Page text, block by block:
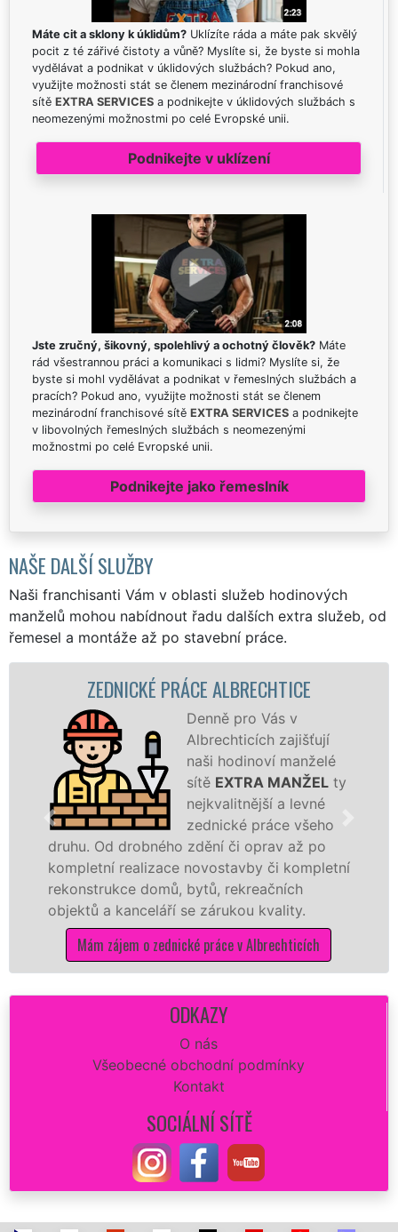
Máte cit a sklony k úklidům? Uklízíte ráda a máte pak skvělý
pocit z té zářivé čistoty a vůně? Myslíte si, že byste si mohla
vydělávat a podnikat v úklidových službách? Pokud ano,
využijte možnosti stát se členem mezinárodní franchisové
sítě EXTRA SERVICES a podnikejte v úklidových službách s
neomezenými možnostmi po celé Evropské unii.
Podnikejte v uklízení
Jste zručný, šikovný, spolehlivý a ochotný člověk? Máte
rád všestrannou práci a komunikaci s lidmi? Myslíte si, že
byste si mohl vydělávat a podnikat v řemeslných službách a
pracích? Pokud ano, využijte možnosti stát se členem
mezinárodní franchisové sítě EXTRA SERVICES a podnikejte
v libovolných řemeslných službách s neomezenými
možnostmi po celé Evropské unii.
Podnikejte jako řemeslník
NAŠE DALŠÍ SLUŽBY
Naši franchisanti Vám v oblasti služeb hodinových
manželů mohou nabídnout řadu dalších extra služeb, od
řemesel a montáže až po stavební práce.
ZEDNICKÉ PRÁCE ALBRECHTICE
Denně pro Vás v
Albrechticích zajišťují
naši hodinoví manželé
sítěEXTRA MANŽELty
nejkvalitnější a levné
zednické práce všeho
Od drobného zdění či oprav až po
realizace novostavby či kompletní
domů, bytů, rekreačních
a kanceláří se zárukou kvality.
zájem o zednické práce v Albrechticích
ODKAZY
O nás
Všeobecné obchodní podmínky
Kontakt
SOCIÁLNÍ SÍTĚ